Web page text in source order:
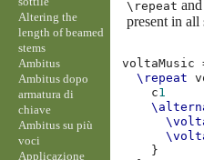
\repeat
present in all
voltaMusic
\repeat
c1
}
Altering the
length of beamed
stems
Ambitus
Ambitus dopo
armatura di
chiave
Ambitus su più
voci
Applicazione